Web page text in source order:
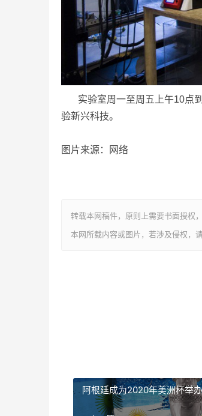
实验室周一至周五上午10点
验新兴科技。
图片来源：网络
转载本网稿件，原则上需要书面授权
本网所载内容或图片，若涉及侵权，请
阿根廷成为2020年美洲杯举